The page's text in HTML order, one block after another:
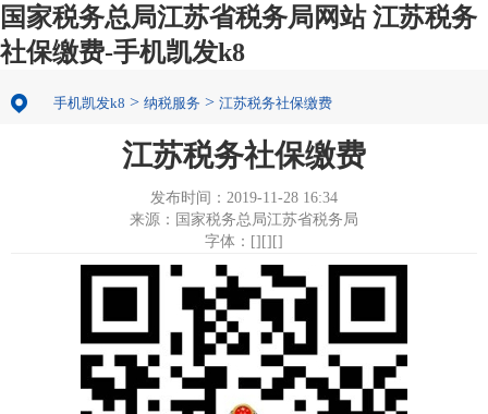
国家税务总局江苏省税务局网站 江苏税务
社保缴费-手机凯发k8
手机凯发k8 > 纳税服务 > 江苏税务社保缴费
江苏税务社保缴费
发布时间：2019-11-28 16:34
来源：国家税务总局江苏省税务局
字体：[][][]